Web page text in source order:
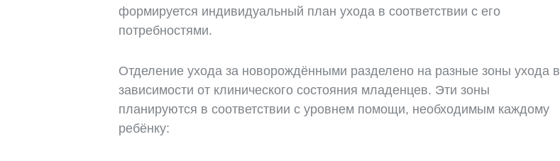
формируется индивидуальный план ухода в соответствии с его
потребностями.
Отделение ухода за новорождёнными разделено на разные зоны ухода в
зависимости от клинического состояния младенцев. Эти зоны
планируются в соответствии с уровнем помощи, необходимым каждому
ребёнку: